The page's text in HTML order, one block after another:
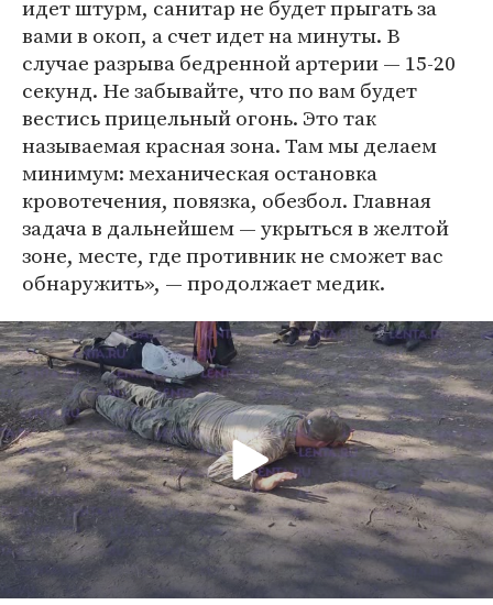
идет штурм, санитар не будет прыгать за
вами в окоп, а счет идет на минуты. В
случае разрыва бедренной артерии — 15-20
секунд. Не забывайте, что по вам будет
вестись прицельный огонь. Это так
называемая красная зона. Там мы делаем
минимум: механическая остановка
кровотечения, повязка, обезбол. Главная
задача в дальнейшем — укрыться в желтой
зоне, месте, где противник не сможет вас
обнаружить», — продолжает медик.